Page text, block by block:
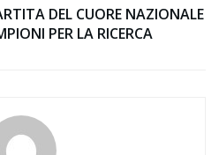
DEL CUORE NAZIONALE
PER LA RICERCA